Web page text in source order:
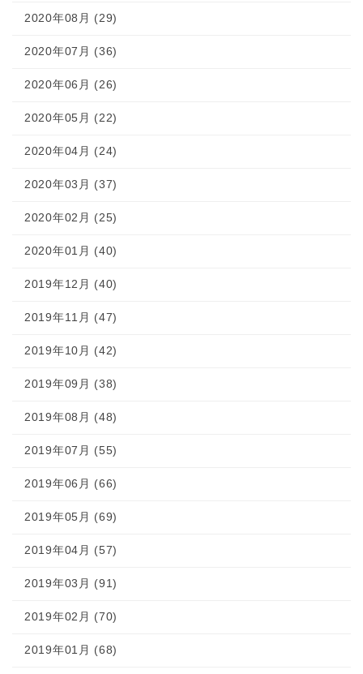
2020年08月 (29)
2020年07月 (36)
2020年06月 (26)
2020年05月 (22)
2020年04月 (24)
2020年03月 (37)
2020年02月 (25)
2020年01月 (40)
2019年12月 (40)
2019年11月 (47)
2019年10月 (42)
2019年09月 (38)
2019年08月 (48)
2019年07月 (55)
2019年06月 (66)
2019年05月 (69)
2019年04月 (57)
2019年03月 (91)
2019年02月 (70)
2019年01月 (68)